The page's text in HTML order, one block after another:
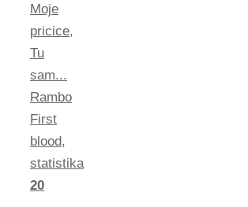
Moje
pricice,
Tu
sam...
Rambo
First
blood,
statistika
20